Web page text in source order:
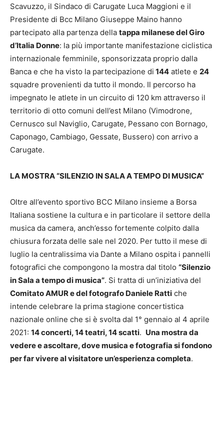
Scavuzzo, il Sindaco di Carugate Luca Maggioni e il
Presidente di Bcc Milano Giuseppe Maino hanno
partecipato alla partenza della tappa milanese del Giro
d’Italia Donne: la più importante manifestazione ciclistica
internazionale femminile, sponsorizzata proprio dalla
Banca e che ha visto la partecipazione di 144 atlete e 24
squadre provenienti da tutto il mondo. Il percorso ha
impegnato le atlete in un circuito di 120 km attraverso il
territorio di otto comuni dell’est Milano (Vimodrone,
Cernusco sul Naviglio, Carugate, Pessano con Bornago,
Caponago, Cambiago, Gessate, Bussero) con arrivo a
Carugate.
LA MOSTRA “SILENZIO IN SALA A TEMPO DI MUSICA”
Oltre all’evento sportivo BCC Milano insieme a Borsa
Italiana sostiene la cultura e in particolare il settore della
musica da camera, anch’esso fortemente colpito dalla
chiusura forzata delle sale nel 2020. Per tutto il mese di
luglio la centralissima via Dante a Milano ospita i pannelli
fotografici che compongono la mostra dal titolo “Silenzio
in Sala a tempo di musica”. Si tratta di un’iniziativa del
Comitato AMUR e del fotografo Daniele Ratti che
intende celebrare la prima stagione concertistica
nazionale online che si è svolta dal 1° gennaio al 4 aprile
2021: 14 concerti, 14 teatri, 14 scatti. Una mostra da
vedere e ascoltare, dove musica e fotografia si fondono
per far vivere al visitatore un’esperienza completa.